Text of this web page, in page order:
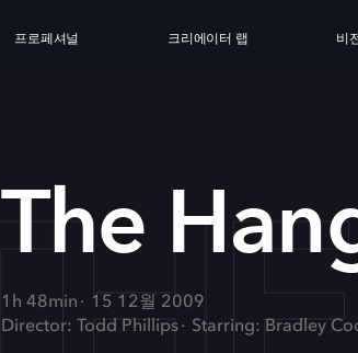
프로페셔널 크리에이터 랩 비
The
1h 48min
15 12월 2009
Director: Todd Phillips
Starring: Bradley